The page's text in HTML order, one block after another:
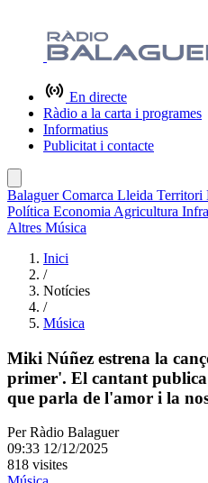
En directe
Ràdio a la carta i programes
Informatius
Publicitat i contacte
BalaguerComarca Lleida Territori
Política Economia Agricultura
Altres Música
Inici
/
Notícies
/
Música
Miki Núñez estrena la
primer'. El cantant
que parla de l'amor i la
Per Ràdio Balaguer
09:33 12/12/2025
818 visites